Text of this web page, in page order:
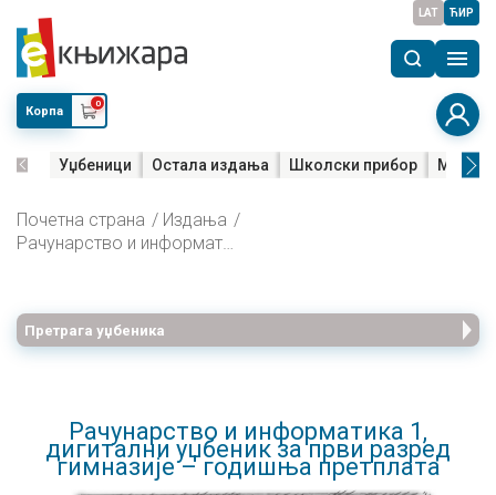
LAT ЋИР
Корпа
0
Уџбеници Остала издања Школски прибор Мала
Почетна страна
Издања
Рачунарство и информатика 1, дигитални уџбеник за први разред гимназије – годишња претплата
Претрага уџбеника
Рачунарство и информатика 1,
дигитални уџбеник за први разред
гимназије – годишња претплата